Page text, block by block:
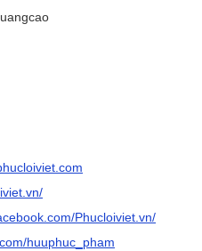
Phucloiviet.vn/
huuphuc_pham